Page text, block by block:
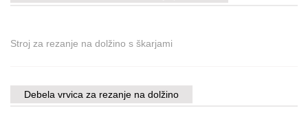
Stroj za rezanje na dolžino s škarjami
Debela vrvica za rezanje na dolžino